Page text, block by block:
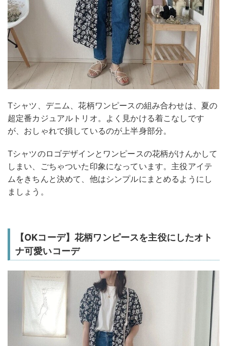
Tシャツ、デニム、花柄ワンピースの組み合わせは、夏の
超定番カジュアルトリオ。よく見かける着こなしです
が、おしゃれで損しているのが上半身部分。
Tシャツのロゴデザインとワンピースの花柄がけんかして
しまい、ごちゃついた印象になっています。主役アイテ
ムをきちんと決めて、他はシンプルにまとめるようにし
ましょう。
【OKコーデ】花柄ワンピースを主役にしたオト
ナ可愛いコーデ